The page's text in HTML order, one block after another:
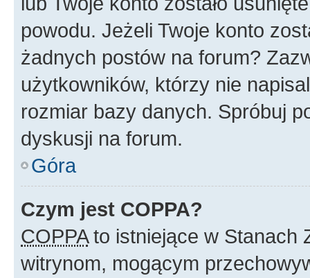
powodu. Jeżeli Twoje konto
żadnych postów na forum?
użytkowników, którzy nie
rozmiar bazy danych. Spróbuj
dyskusji na forum.
Góra
Czym jest COPPA?
COPPAto istniejące w Stanach
witrynom, mogącym